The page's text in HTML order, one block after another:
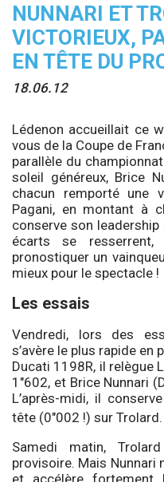
NUNNARI ET
VICTORIEUX,
EN TÊTE DU
18.06.12
Lédenon accueillait ce
vous de la Coupe de
parallèle du
soleil généreux, Brice
chacun remporté une
Pagani, en montant à
conserve son
écarts se
pronostiquer un
mieux pour le spectacle !
Les essais
Vendredi, lors des
s’avère le plus rapide en
Ducati 1198R, il relègue
1″602, et Brice Nunnari
L’après-midi, il
tête (0″002 !) sur
Samedi matin,
provisoire. Mais Nunnari
et accélère fortement